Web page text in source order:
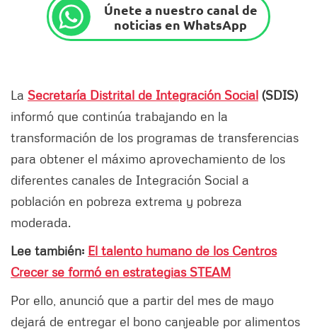
Únete a nuestro canal de
noticias en WhatsApp
La Secretaría Distrital de Integración Social (SDIS)
informó que continúa trabajando en la
transformación de los programas de transferencias
para obtener el máximo aprovechamiento de los
diferentes canales de Integración Social a
población en pobreza extrema y pobreza
moderada.
Lee también: El talento humano de los Centros
Crecer se formó en estrategias STEAM
Por ello, anunció que a partir del mes de mayo
dejará de entregar el bono canjeable por alimentos